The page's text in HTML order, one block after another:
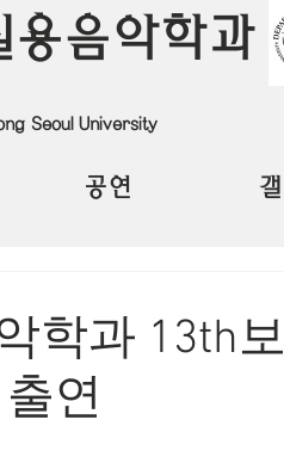
용음악학과
Seoul University
공연
학과 13th
연